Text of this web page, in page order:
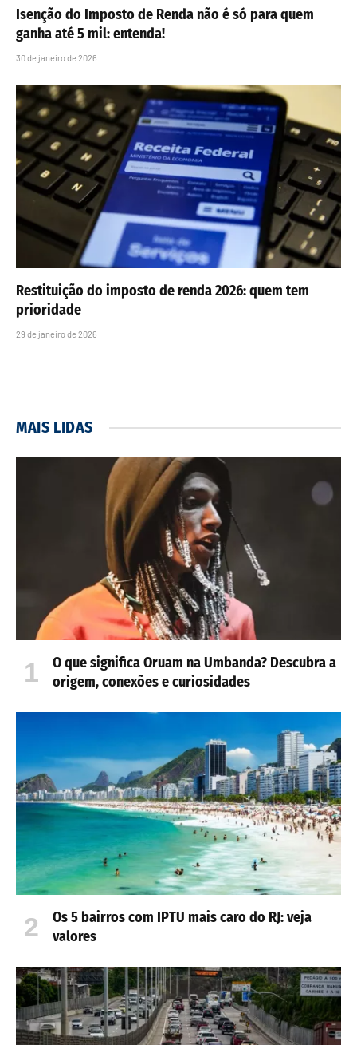
Isenção do Imposto de Renda não é só para quem
ganha até 5 mil: entenda!
30 de janeiro de 2026
Restituição do imposto de renda 2026: quem tem
prioridade
29 de janeiro de 2026
MAIS LIDAS
O que significa Oruam na Umbanda? Descubra a
origem, conexões e curiosidades
Os 5 bairros com IPTU mais caro do RJ: veja
valores